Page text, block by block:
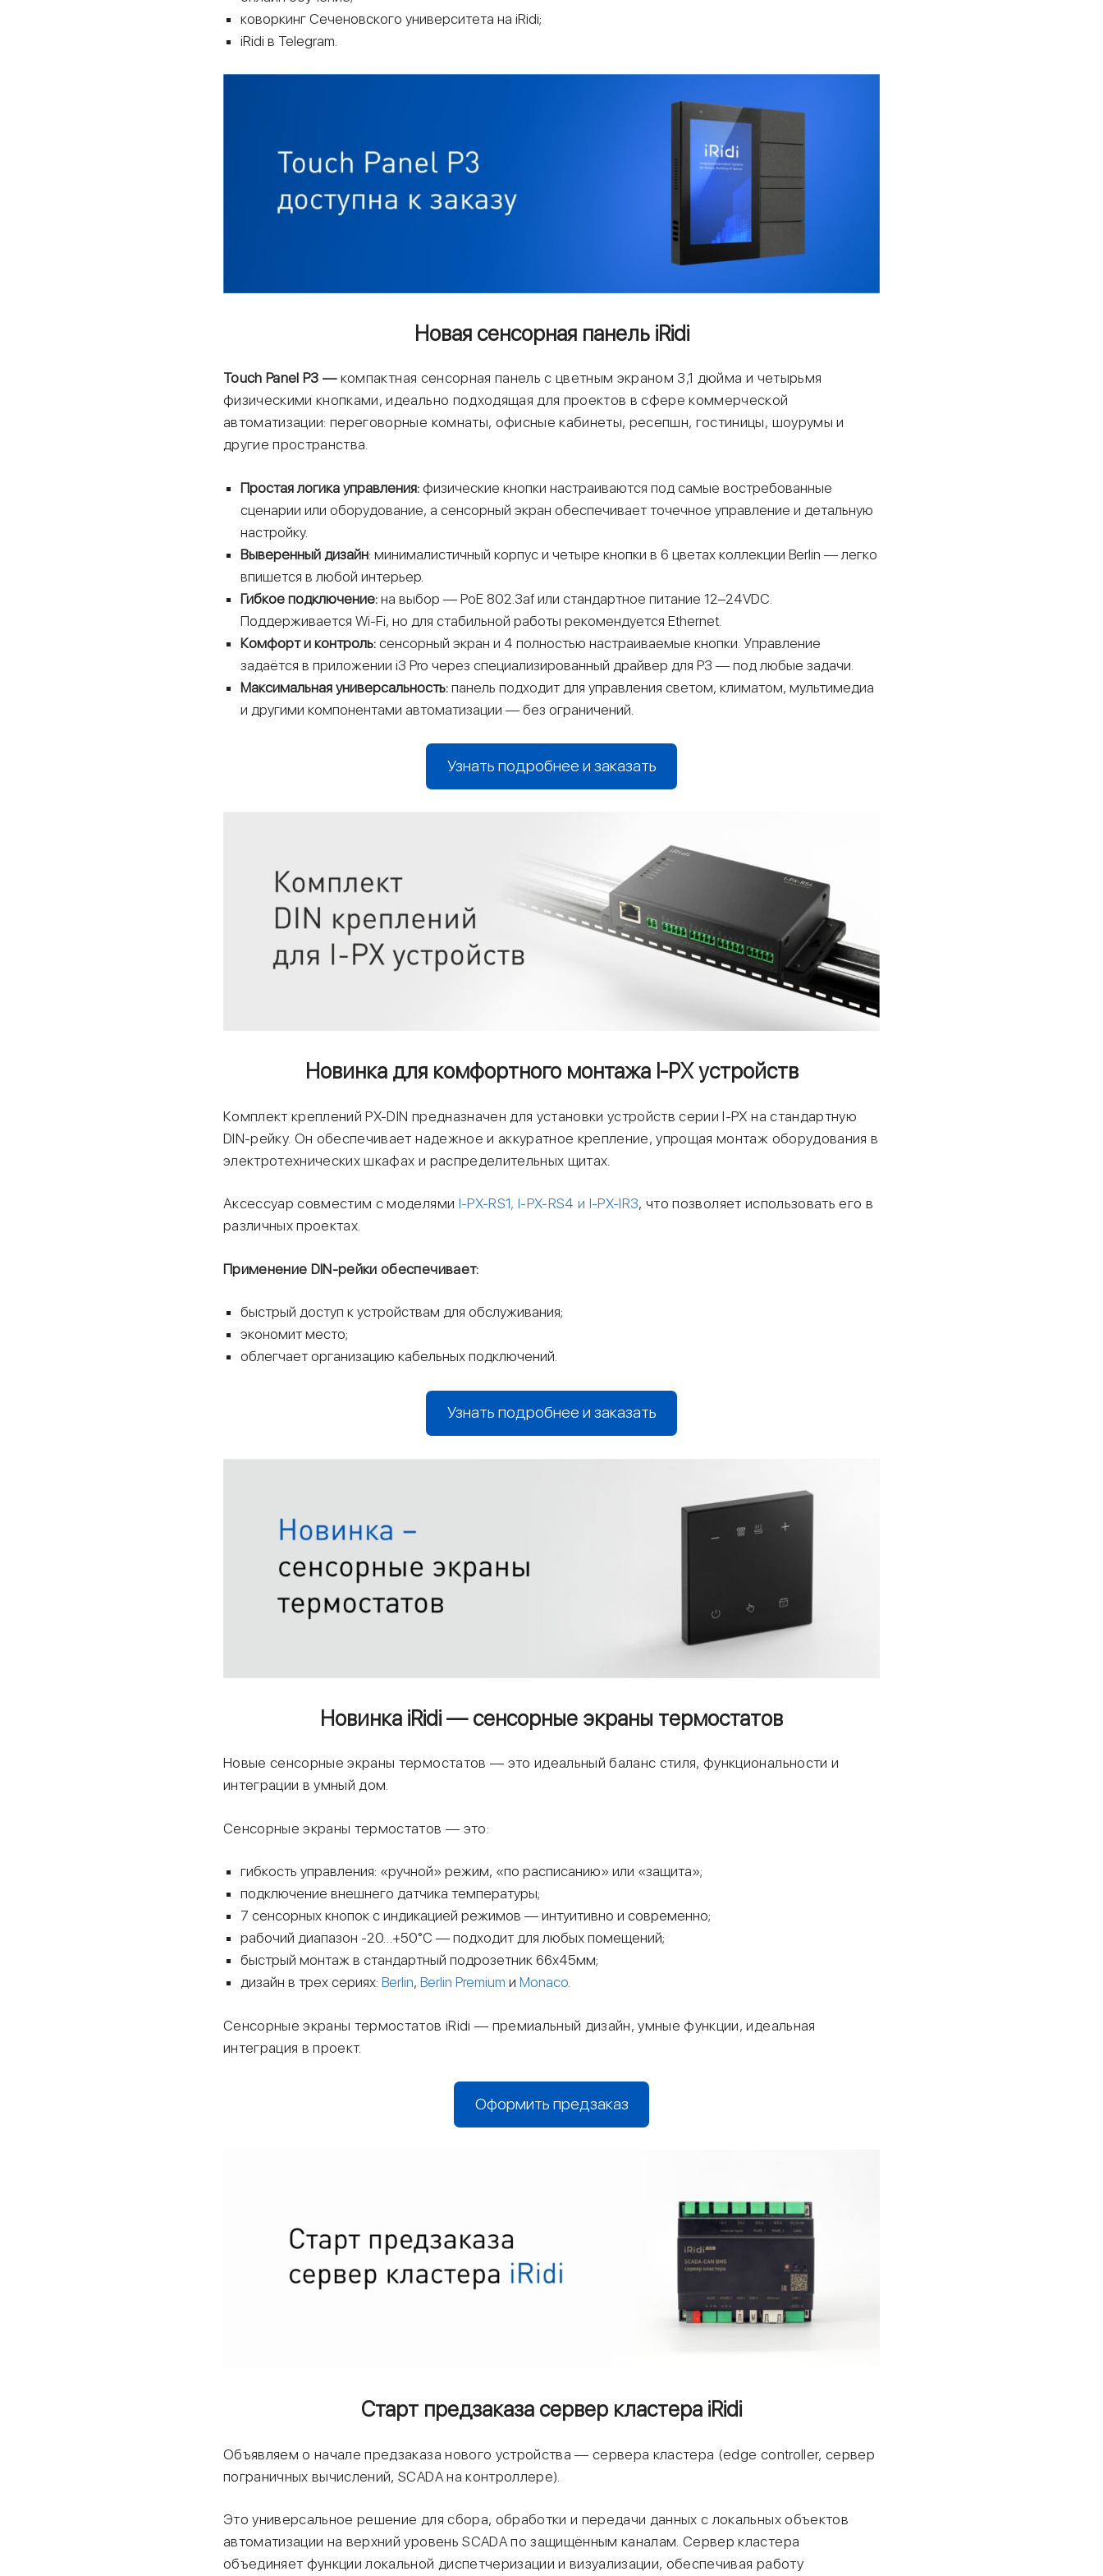
коворкинг Сеченовского университета на iRidi;
iRidi в Telegram.
Новая сенсорная панель iRidi
Touch Panel P3 — компактная сенсорная панель с цветным экраном 3,1 дюйма и четырьмя
физическими кнопками, идеально подходящая для проектов в сфере коммерческой
автоматизации: переговорные комнаты, офисные кабинеты, ресепшн, гостиницы, шоурумы и
другие пространства.
Простая логика управления: физические кнопки настраиваются под самые востребованные
сценарии или оборудование, а сенсорный экран обеспечивает точечное управление и детальную
настройку.
Выверенный дизайн: минималистичный корпус и четыре кнопки в 6 цветах коллекции Berlin — легко
впишется в любой интерьер.
Гибкое подключение: на выбор — PoE 802.3af или стандартное питание 12–24VDC.
Поддерживается Wi-Fi, но для стабильной работы рекомендуется Ethernet.
Комфорт и контроль: сенсорный экран и 4 полностью настраиваемые кнопки. Управление
задаётся в приложении i3 Pro через специализированный драйвер для P3 — под любые задачи.
Максимальная универсальность: панель подходит для управления светом, климатом, мультимедиа
и другими компонентами автоматизации — без ограничений.
Узнать подробнее и заказать
Новинка для комфортного монтажа I-PX устройств
Комплект креплений PX-DIN предназначен для установки устройств серии I-PX на стандартную
DIN-рейку. Он обеспечивает надежное и аккуратное крепление, упрощая монтаж оборудования в
электротехнических шкафах и распределительных щитах.
Аксессуар совместим с моделями I-PX-RS1, I-PX-RS4 и I-PX-IR3, что позволяет использовать его в
различных проектах.
Применение DIN-рейки обеспечивает:
быстрый доступ к устройствам для обслуживания;
экономит место;
облегчает организацию кабельных подключений.
Узнать подробнее и заказать
Новинка iRidi — сенсорные экраны термостатов
Новые сенсорные экраны термостатов — это идеальный баланс стиля, функциональности и
интеграции в умный дом.
Сенсорные экраны термостатов — это:
гибкость управления: «ручной» режим, «по расписанию» или «защита»;
подключение внешнего датчика температуры;
7 сенсорных кнопок с индикацией режимов — интуитивно и современно;
рабочий диапазон -20…+50°C — подходит для любых помещений;
быстрый монтаж в стандартный подрозетник 66х45мм;
дизайн в трех сериях:Berlin,Berlin Premium иMonaco.
Сенсорные экраны термостатов iRidi — премиальный дизайн, умные функции, идеальная
интеграция в проект.
Оформить предзаказ
Старт предзаказа сервер кластера iRidi
Объявляем о начале предзаказа нового устройства — сервера кластера (edge controller, сервер
пограничных вычислений, SCADA на контроллере).
Это универсальное решение для сбора, обработки и передачи данных с локальных объектов
автоматизации на верхний уровень SCADA по защищённым каналам. Сервер кластера
объединяет функции локальной диспетчеризации и визуализации, обеспечивая работу